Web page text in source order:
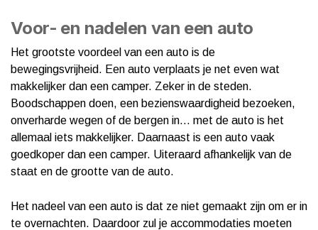
Voor- en nadelen van een auto
Het grootste voordeel van een auto is de
bewegingsvrijheid. Een auto verplaats je net even wat
makkelijker dan een camper. Zeker in de steden.
Boodschappen doen, een bezienswaardigheid bezoeken,
onverharde wegen of de bergen in… met de auto is het
allemaal iets makkelijker. Daarnaast is een auto vaak
goedkoper dan een camper. Uiteraard afhankelijk van de
staat en de grootte van de auto.
Het nadeel van een auto is dat ze niet gemaakt zijn om er in
te overnachten. Daardoor zul je accommodaties moeten